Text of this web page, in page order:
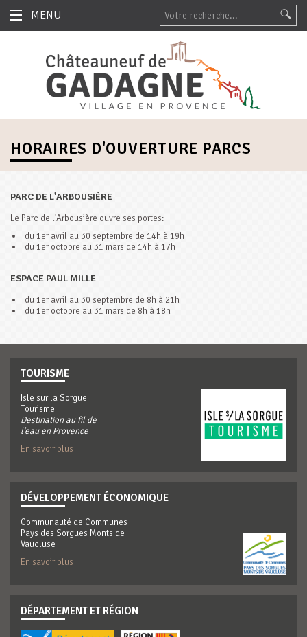
MENU
HORAIRES D'OUVERTURE PARCS
PARC DE L'ARBOUSIÈRE
Le Parc de l'Arbousière ouvre ses portes:
du 1er avril au 30 septembre de 14h à 19h
du 1er octobre au 31 mars de 14h à 17h
ESPACE PAUL MILLE
du 1er avril au 30 septembre de 8h à 21h
du 1er octobre au 31 mars de 8h à 18h
TOURISME
Isle sur la Sorgue
Tourisme
Destination au fil de
l'eau en Provence
En savoir plus
DÉVELOPPEMENT ÉCONOMIQUE
Communauté de Communes
Pays des Sorgues Monts de
Vaucluse
En savoir plus
DÉPARTEMENT ET RÉGION